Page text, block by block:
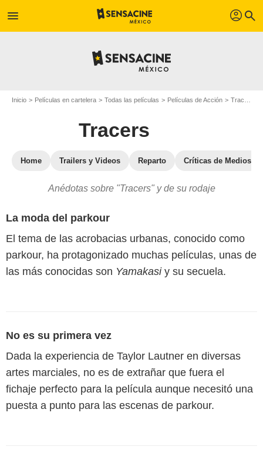
menu profil search
Inicio Películas en cartelera Todas las películas Películas de Acción Tracers
Tracers
Home Trailers y Videos Reparto Críticas de Medios
Anédotas sobre "Tracers" y de su rodaje
La moda del parkour
El tema de las acrobacias urbanas, conocido como
parkour, ha protagonizado muchas películas, unas de
las más conocidas son Yamakasiy su secuela.
No es su primera vez
Dada la experiencia de Taylor Lautner en diversas
artes marciales, no es de extrañar que fuera el
fichaje perfecto para la película aunque necesitó una
puesta a punto para las escenas de parkour.